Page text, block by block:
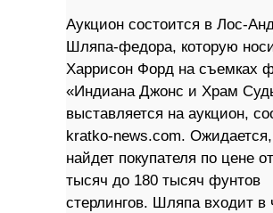
Аукцион состоится в Лос-
Шляпа-федора, которую
Харрисон Форд на съемках
«Индиана Джонс и Храм
выставляется на аукцион,
kratko-news.com.
найдет покупателя по цене
тысяч до 180 тысяч фунтов
стерлингов. Шляпа входит в